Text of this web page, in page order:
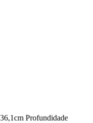
Profundidade